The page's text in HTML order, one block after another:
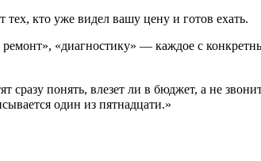
кто уже видел вашу цену и готов ехать.
«диагностику» — каждое с
понять, влезет ли в бюджет, а не
один из пятнадцати.»